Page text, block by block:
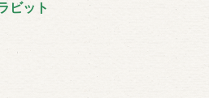
ビット